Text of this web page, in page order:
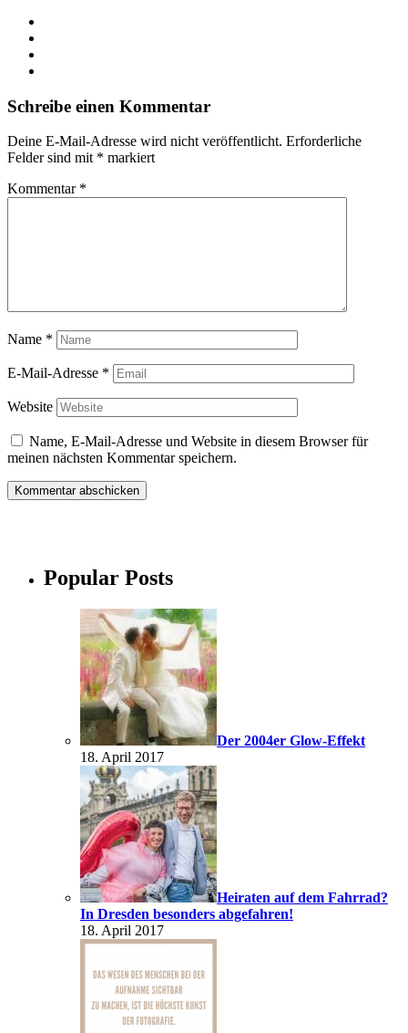
Schreibe einen Kommentar
Deine E-Mail-Adresse wird nicht veröffentlicht. Erforderliche
Felder sind mit * markiert
Kommentar *
Name *
E-Mail-Adresse *
Website
Name, E-Mail-Adresse und Website in diesem Browser für
meinen nächsten Kommentar speichern.
Popular Posts
Der 2004er Glow-Effekt
18. April 2017
Heiraten auf dem Fahrrad?
In Dresden besonders abgefahren!
18. April 2017